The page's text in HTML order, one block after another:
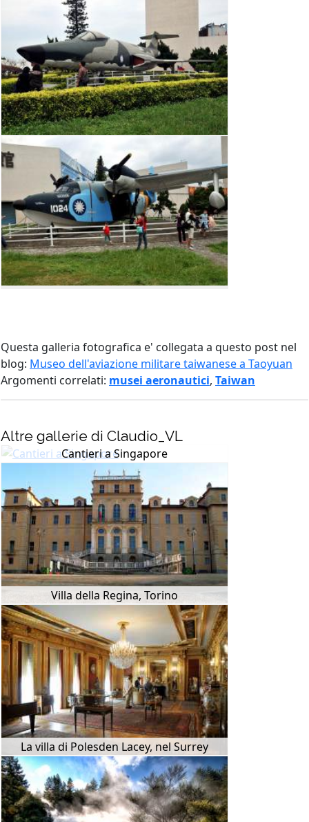
Questa galleria fotografica e' collegata a questo post nel
blog: Museo dell'aviazione militare taiwanese a Taoyuan
Argomenti correlati: musei aeronautici, Taiwan
Altre gallerie di Claudio_VL
Cantieri a Singapore
Villa della Regina, Torino
La villa di Polesden Lacey, nel Surrey